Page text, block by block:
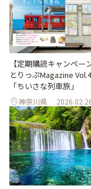
【定期購読キャンペ
とりっぷMagazine
「ちいさな列車旅」
神奈川県